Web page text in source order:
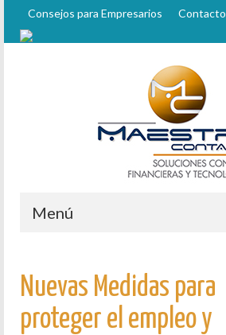
Consejos para Empresarios Contacto
Menú
Quiénes Somos
Staff
Nuevas Medidas para
proteger el empleo y